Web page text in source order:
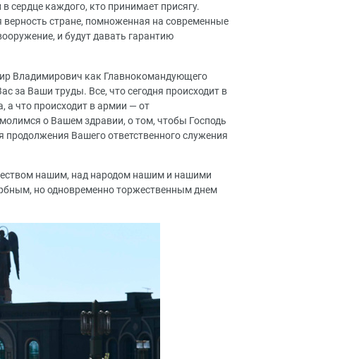
сердце каждого, кто принимает присягу.
стране, помноженная на современные
и будут давать гарантию
Владимирович как Главнокомандующего
за Ваши труды. Все, что сегодня происходит в
а что происходит в армии — от
о Вашем здравии, о том, чтобы Господь
Вашего ответственного служения
нашим, над народом нашим и нашими
но одновременно торжественным днем